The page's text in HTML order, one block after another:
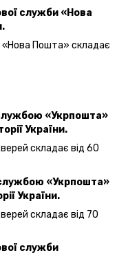
служби «Нова
«Нова Пошта» складає
«Укрпошта»
України.
складає від 60
«Укрпошта»
України.
складає від 70
служби